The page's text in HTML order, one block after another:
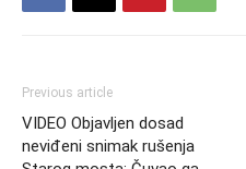
Previous article
VIDEO Objavljen dosad
neviđeni snimak rušenja